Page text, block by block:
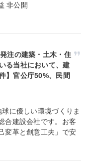
非公開
注の建築・土木・住
る当社において、建
】官公庁50%、民間
に優しい環境づくりま
合建設会社です。お客
変革と創意工夫」で安